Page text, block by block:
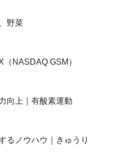
野菜
NASDAQ GSM）
向上｜有酸素運動
るノウハウ｜きゅうり